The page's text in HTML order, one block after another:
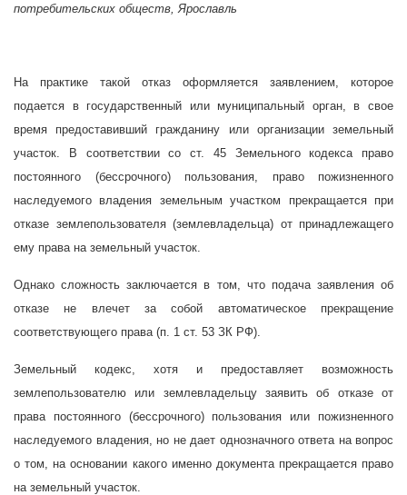
потребительских обществ,Ярославль
На практике такой отказ оформляется заявлением, которое
подается в государственный или муниципальный орган, в свое
время предоставивший гражданину или организации земельный
участок. В соответствии со ст. 45 Земельного кодекса право
постоянного (бессрочного) пользования, право пожизненного
наследуемого владения земельным участком прекращается при
отказе землепользователя (землевладельца) от принадлежащего
ему права на земельный участок.
Однако сложность заключается в том, что подача заявления об
отказе не влечет за собой автоматическое прекращение
соответствующего права (п. 1 ст. 53 ЗК РФ).
Земельный кодекс, хотя и предоставляет возможность
землепользователю или землевладельцу заявить об отказе от
права постоянного (бессрочного) пользования или пожизненного
наследуемого владения, но не дает однозначного ответа на вопрос
о том, на основании какого именно документа прекращается право
на земельный участок.